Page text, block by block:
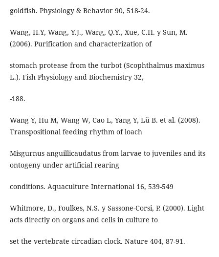
goldfish. Physiology & Behavior 90, 518-24.
Wang, H.Y, Wang, Y.J., Wang, Q.Y., Xue, C.H. y Sun, M.
(2006). Purification and characterization of
stomach protease from the turbot (Scophthalmus maximus
L.). Fish Physiology and Biochemistry 32,
-188.
Wang Y, Hu M, Wang W, Cao L, Yang Y, Lü B. et al. (2008).
Transpositional feeding rhythm of loach
Misgurnus anguillicaudatus from larvae to juveniles and its
ontogeny under artificial rearing
conditions. Aquaculture International 16, 539-549
Whitmore, D., Foulkes, N.S. y Sassone-Corsi, P. (2000). Light
acts directly on organs and cells in culture to
set the vertebrate circadian clock. Nature 404, 87-91.